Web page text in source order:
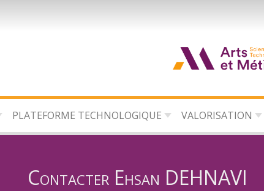
PLATEFORME TECHNOLOGIQUE VALORISATION
Contacter Ehsan DEHNAVI